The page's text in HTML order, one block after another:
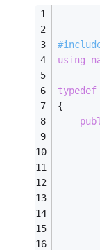
#
using
typedef
{